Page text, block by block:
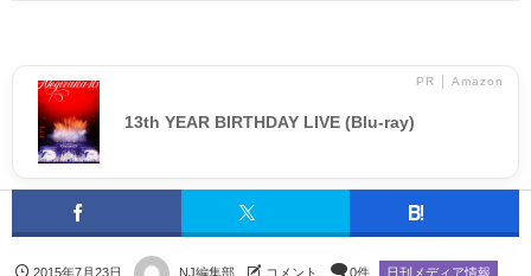
PR │ Amazon
13th YEAR BIRTHDAY LIVE (Blu-ray)
2015年7月23日 NJ編集部 コメント 0件 日刊メディア情報